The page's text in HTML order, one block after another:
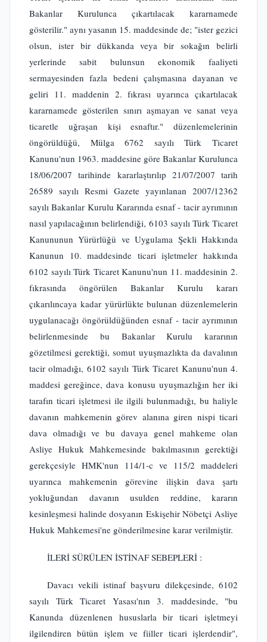
Bakanlar Kurulunca çıkartılacak kararnamede
gösterilir." aynı yasanın 15. maddesinde de; "ister gezici
olsun, ister bir dükkanda veya bir sokağın belirli
yerlerinde sabit bulunsun ekonomik faaliyeti
sermayesinden fazla bedeni çalışmasına dayanan ve
geliri 11. maddenin 2. fıkrası uyarınca çıkartılacak
kararnamede gösterilen sınırı aşmayan ve sanat veya
ticaretle uğraşan kişi esnaftır." düzenlemelerinin
öngörüldüğü, Mülga 6762 sayılı Türk Ticaret
Kanunu'nun 1963. maddesine göre Bakanlar Kurulunca
18/06/2007 tarihinde kararlaştırılıp 21/07/2007 tarih
26589 sayılı Resmi Gazete yayınlanan 2007/12362
sayılı Bakanlar Kurulu Kararında esnaf - tacir ayrımının
nasıl yapılacağının belirlendiği, 6103 sayılı Türk Ticaret
Kanununun Yürürlüğü ve Uygulama Şekli Hakkında
Kanunun 10. maddesinde ticari işletmeler hakkında
6102 sayılı Türk Ticaret Kanunu'nun 11. maddesinin 2.
fıkrasında öngörülen Bakanlar Kurulu kararı
çıkarılıncaya kadar yürürlükte bulunan düzenlemelerin
uygulanacağı öngörüldüğünden esnaf - tacir ayrımının
belirlenmesinde bu Bakanlar Kurulu kararının
gözetilmesi gerektiği, somut uyuşmazlıkta da davalının
tacir olmadığı, 6102 sayılı Türk Ticaret Kanunu'nun 4.
maddesi gereğince, dava konusu uyuşmazlığın her iki
tarafın ticari işletmesi ile ilgili bulunmadığı, bu haliyle
davanın mahkemenin görev alanına giren nispi ticari
dava olmadığı ve bu davaya genel mahkeme olan
Asliye Hukuk Mahkemesinde bakılmasının gerektiği
gerekçesiyle HMK'nun 114/1-c ve 115/2 maddeleri
uyarınca mahkemenin görevine ilişkin dava şartı
yokluğundan davanın usulden reddine, kararın
kesinleşmesi halinde dosyanın Eskişehir Nöbetçi Asliye
Hukuk Mahkemesi'ne gönderilmesine karar verilmiştir.
İLERİ SÜRÜLEN İSTİNAF SEBEPLERİ :
Davacı vekili istinaf başvuru dilekçesinde, 6102
sayılı Türk Ticaret Yasası'nın 3. maddesinde, "bu
Kanunda düzenlenen hususlarla bir ticari işletmeyi
ilgilendiren bütün işlem ve fiiller ticari işlerdendir",